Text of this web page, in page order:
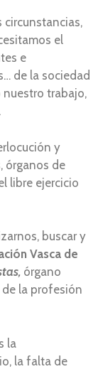
circunstancias,
el
e
de la sociedad
trabajo,
y
órganos de
libre ejercicio
buscar y
Vasca de
órgano
la profesión
la
la falta de